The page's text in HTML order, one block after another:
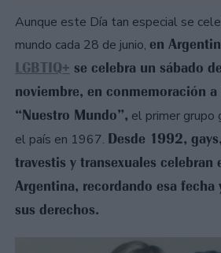
Aunque este Día tan especial se
mundo cada 28 de junio, en
LGBTIQ+ se celebra un sábado
noviembre, en conmemoración
“Nuestro Mundo”, el primer grupo
el país en 1967. Desde 1992,
travestis y transexuales celebran
Argentina, recordando esa fecha
sus derechos.